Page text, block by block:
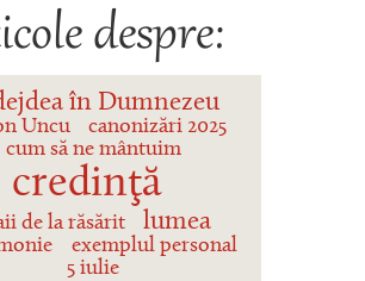
despre:
în Dumnezeu
Uncu
canonizări 2025
cum să ne mântuim
credinţă
de la răsărit lumea
exemplul personal
5 iulie